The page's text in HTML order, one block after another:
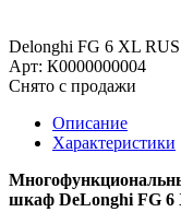
Delonghi FG 6 XL RUS
Арт: К0000000004
Снято с продажи
Описание
Характеристики
шкаф DeLonghi FG 6